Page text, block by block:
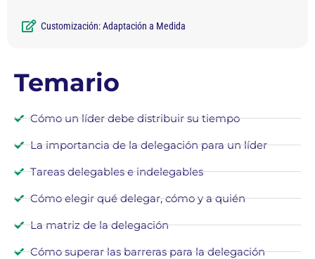
Temario
Cómo un líder debe distribuir su tiempo
La importancia de la delegación para un líder
Tareas delegables e indelegables
Cómo elegir qué delegar, cómo y a quién
La matriz de la delegación
Cómo superar las barreras para la delegación
Customización: Adaptación a Medida